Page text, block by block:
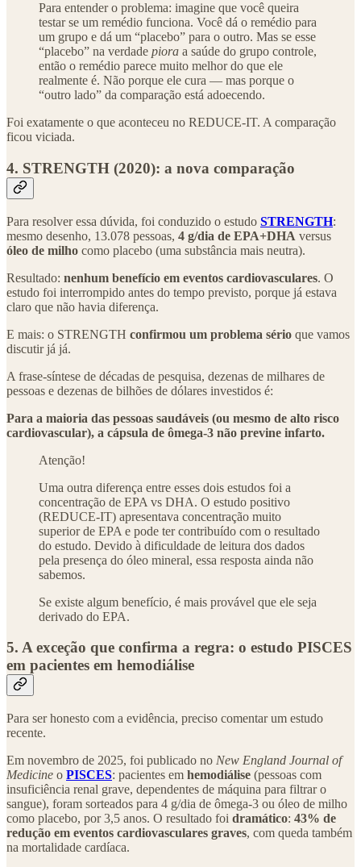
Para entender o problema: imagine que você queira
testar se um remédio funciona. Você dá o remédio para
um grupo e dá um “placebo” para o outro. Mas se esse
“placebo” na verdade piora a saúde do grupo controle,
então o remédio parece muito melhor do que ele
realmente é. Não porque ele cura — mas porque o
“outro lado” da comparação está adoecendo.
Foi exatamente o que aconteceu no REDUCE-IT. A comparação
ficou viciada.
4. STRENGTH (2020): a nova comparação
Para resolver essa dúvida, foi conduzido o estudo STRENGTH:
mesmo desenho, 13.078 pessoas, 4 g/dia de EPA+DHA versus
óleo de milho como placebo (uma substância mais neutra).
Resultado: nenhum benefício em eventos cardiovasculares. O
estudo foi interrompido antes do tempo previsto, porque já estava
claro que não havia diferença.
E mais: o STRENGTH confirmou um problema sério que vamos
discutir já já.
A frase-síntese de décadas de pesquisa, dezenas de milhares de
pessoas e dezenas de bilhões de dólares investidos é:
Para a maioria das pessoas saudáveis (ou mesmo de alto risco
cardiovascular), a cápsula de ômega-3 não previne infarto.
Atenção!
Uma outra diferença entre esses dois estudos foi a
concentração de EPA vs DHA. O estudo positivo
(REDUCE-IT) apresentava concentração muito
superior de EPA e pode ter contribuído com o resultado
do estudo. Devido à dificuldade de leitura dos dados
pela presença do óleo mineral, essa resposta ainda não
sabemos.
Se existe algum benefício, é mais provável que ele seja
derivado do EPA.
5. A exceção que confirma a regra: o estudo PISCES
em pacientes em hemodiálise
Para ser honesto com a evidência, preciso comentar um estudo
recente.
Em novembro de 2025, foi publicado no New England Journal of
Medicine o PISCES: pacientes em hemodiálise (pessoas com
insuficiência renal grave, dependentes de máquina para filtrar o
sangue), foram sorteados para 4 g/dia de ômega-3 ou óleo de milho
como placebo, por 3,5 anos. O resultado foi dramático: 43% de
redução em eventos cardiovasculares graves, com queda também
na mortalidade cardíaca.